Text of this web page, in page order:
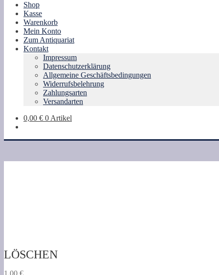
Shop
Kasse
Warenkorb
Mein Konto
Zum Antiquariat
Kontakt
Impressum
Datenschutzerklärung
Allgemeine Geschäftsbedingungen
Widerrufsbelehrung
Zahlungsarten
Versandarten
0,00 € 0 Artikel
LÖSCHEN
1,00 €